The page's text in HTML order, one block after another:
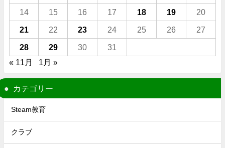
14 15 16 17 18 19 20
21 22 23 24 25 26 27
28 29 30
31
« 11月
1月 »
カテゴリー
Steam教育
クラブ